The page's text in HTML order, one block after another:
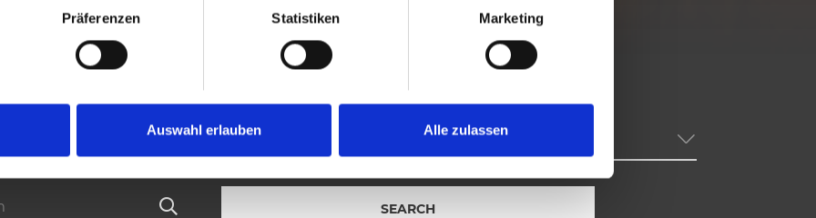
Präferenzen Statistiken Marketing
Auswahl erlauben Alle zulassen
Category
SEARCH